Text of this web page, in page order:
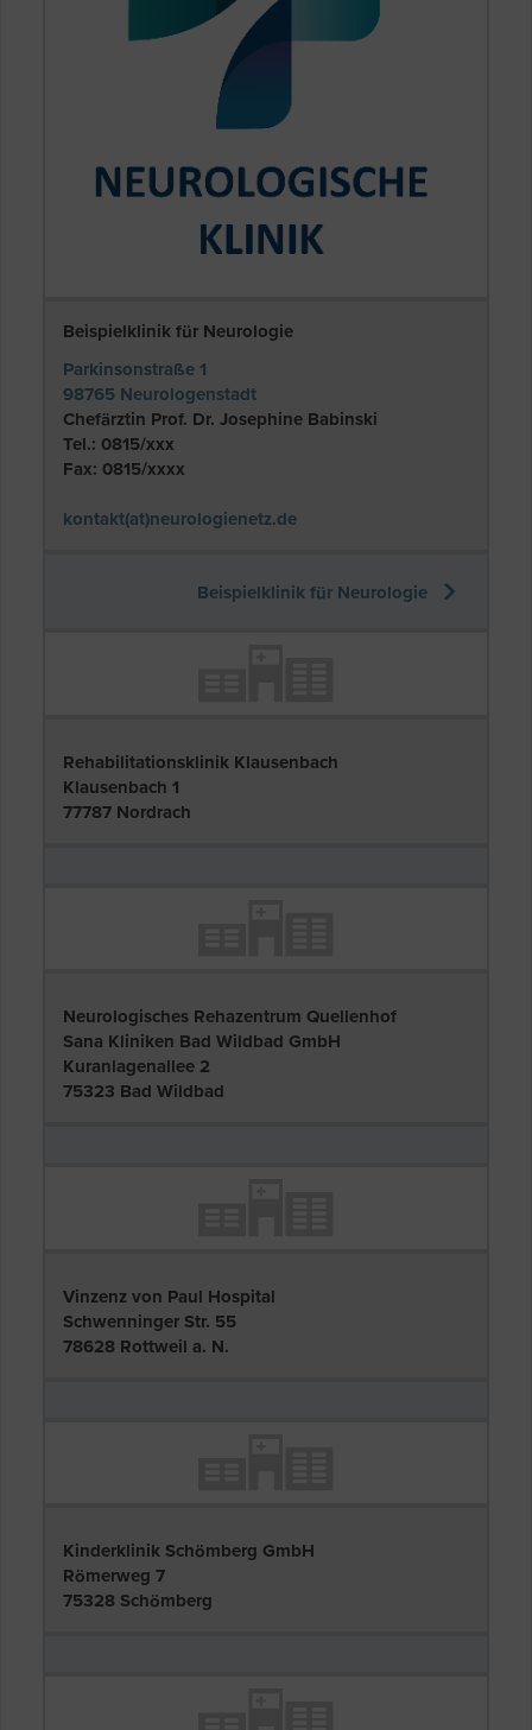
Beispielklinik für Neurologie
Parkinsonstraße 1
98765 Neurologenstadt
Chefärztin Prof. Dr. Josephine Babinski
Tel.: 0815/xxx
Fax: 0815/xxxx
kontakt(at)neurologienetz.de
Beispielklinik für Neurologie
Rehabilitationsklinik Klausenbach
Klausenbach 1
77787 Nordrach
Neurologisches Rehazentrum Quellenhof
Sana Kliniken Bad Wildbad GmbH
Kuranlagenallee 2
75323 Bad Wildbad
Vinzenz von Paul Hospital
Schwenninger Str. 55
78628 Rottweil a. N.
Kinderklinik Schömberg GmbH
Römerweg 7
75328 Schömberg